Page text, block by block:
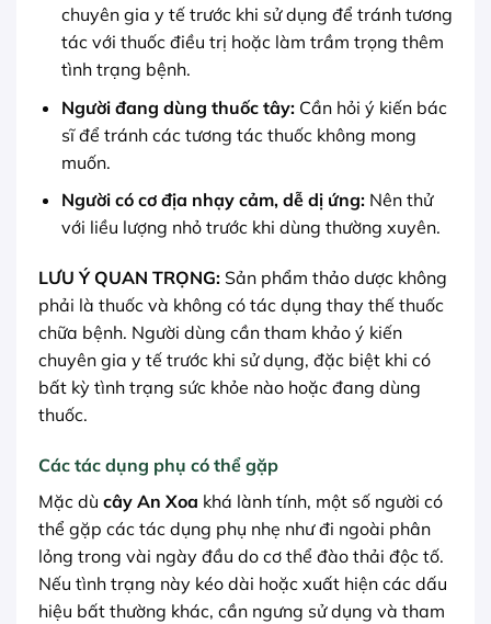
chuyên gia y tế trước khi sử dụng để tránh tương
tác với thuốc điều trị hoặc làm trầm trọng thêm
tình trạng bệnh.
Người đang dùng thuốc tây:Cần hỏi ý kiến bác
sĩ để tránh các tương tác thuốc không mong
muốn.
Người có cơ địa nhạy cảm, dễ dị ứng:Nên thử
với liều lượng nhỏ trước khi dùng thường xuyên.
LƯU Ý QUAN TRỌNG: Sản phẩm thảo dược không
phải là thuốc và không có tác dụng thay thế thuốc
chữa bệnh. Người dùng cần tham khảo ý kiến
chuyên gia y tế trước khi sử dụng, đặc biệt khi có
bất kỳ tình trạng sức khỏe nào hoặc đang dùng
thuốc.
Các tác dụng phụ có thể gặp
Mặc dù cây An Xoa khá lành tính, một số người có
thể gặp các tác dụng phụ nhẹ như đi ngoài phân
lỏng trong vài ngày đầu do cơ thể đào thải độc tố.
Nếu tình trạng này kéo dài hoặc xuất hiện các dấu
hiệu bất thường khác, cần ngưng sử dụng và tham